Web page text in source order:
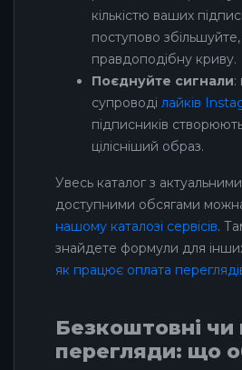
кількістю ваших
поступово
правдоподібну криву.
Поєднуйте сигнали:
супроводі лайків
підписників
цілісніший образ.
Увесь каталог з
доступними обсягами
нашому каталозі сервісів.
знайдете формули для
як працює оплата
Безкоштовні чи
перегляди: що